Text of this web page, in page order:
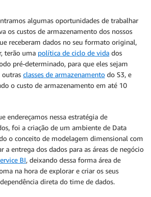
algumas oportunidades de trabalhar
os custos de armazenamento dos nossos
receberam dados no seu formato original,
terão uma política de ciclo de vida dos
pré-determinado, para que eles sejam
outras classes de armazenamento do S3, e
o custo de armazenamento em até 10
endereçamos nessa estratégia de
foi a criação de um ambiente de Data
o conceito de modelagem dimensional com
entrega dos dados para as áreas de negócio
BI, deixando dessa forma área de
na hora de explorar e criar os seus
direta do time de dados.